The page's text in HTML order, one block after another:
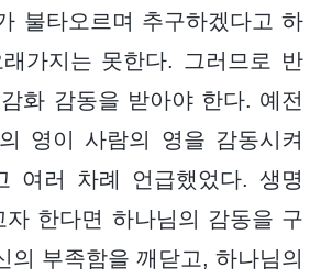
불타오르며 추구하겠다고 하
가지는 못한다. 그러므로 반
화 감동을 받아야 한다. 예전
영이 사람의 영을 감동시켜
여러 차례 언급했었다. 생명
자 한다면 하나님의 감동을 구
의 부족함을 깨닫고, 하나님의